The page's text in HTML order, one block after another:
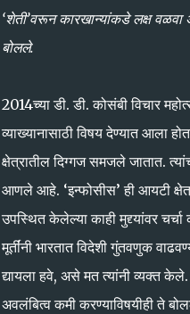
‘शेती’वरून कारखान्यांकडे लक्ष
बोलले.
2014च्या डी. डी. कोसंबी विचार
व्याख्यानासाठी विषय देण्यात आला
क्षेत्रातील दिग्गज समजले जातात.
आणले आहे. ‘इन्फोसीस’ ही आयटी
उपस्थित केलेल्या काही मुद्द्यांवर चर्चा
मूर्तींनी भारतात विदेशी गुंतवणुक
द्यायला हवे, असे मत त्यांनी व्यक्त
अवलंबित्व कमी करण्याविषयीही ते